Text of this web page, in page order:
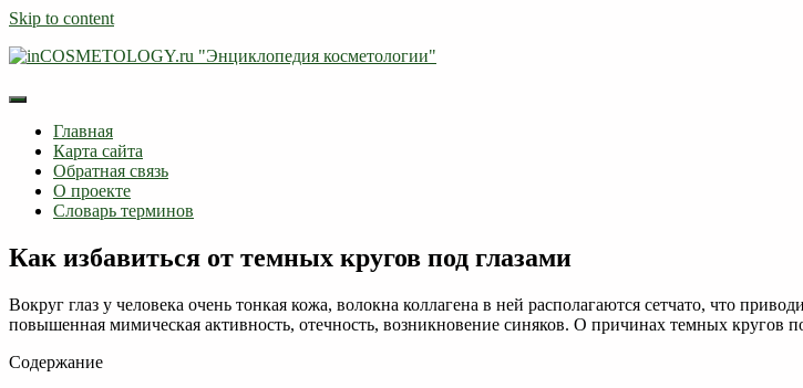
Skip to content
Главная
Карта сайта
Обратная связь
О проекте
Словарь терминов
Как избавиться от темных кругов под глазами
Вокруг глаз у человека очень тонкая кожа, волокна коллагена в ней располагаются сетчато, что
повышенная мимическая активность, отечность, возникновение синяков. О причинах темных кругов
Содержание